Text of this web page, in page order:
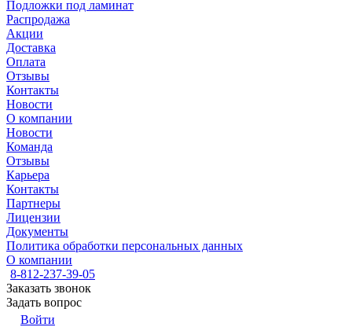
Подложки под ламинат
Распродажа
Акции
Доставка
Оплата
Отзывы
Контакты
Новости
О компании
Новости
Команда
Отзывы
Карьера
Контакты
Партнеры
Лицензии
Документы
Политика обработки персональных данных
О компании
8-812-237-39-05
Заказать звонок
Задать вопрос
Войти